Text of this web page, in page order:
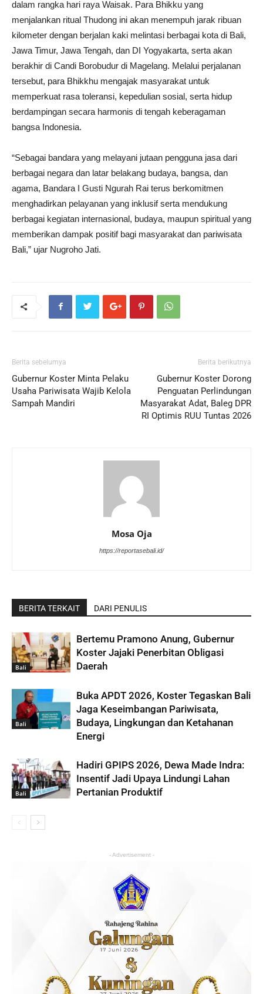
dalam rangka hari raya Waisak. Para Bhikku yang
menjalankan ritual Thudong ini akan menempuh jarak ribuan
kilometer dengan berjalan kaki melintasi berbagai kota di Bali,
Jawa Timur, Jawa Tengah, dan DI Yogyakarta, serta akan
berakhir di Candi Borobudur di Magelang. Melalui perjalanan
tersebut, para Bhikkhu mengajak masyarakat untuk
memperkuat rasa toleransi, kepedulian sosial, serta hidup
berdampingan secara harmonis di tengah keberagaman
bangsa Indonesia.
“Sebagai bandara yang melayani jutaan pengguna jasa dari
berbagai negara dan latar belakang budaya, bangsa, dan
agama, Bandara I Gusti Ngurah Rai terus berkomitmen
menghadirkan pelayanan yang inklusif serta mendukung
berbagai kegiatan internasional, budaya, maupun spiritual yang
memberikan dampak positif bagi masyarakat dan pariwisata
Bali,” ujar Nugroho Jati.
Berita sebelumya
Gubernur Koster Minta Pelaku
Usaha Pariwisata Wajib Kelola
Sampah Mandiri
Berita berikutnya
Gubernur Koster Dorong
Penguatan Perlindungan
Masyarakat Adat, Baleg DPR
RI Optimis RUU Tuntas 2026
Mosa Oja
https://reportasebali.id/
BERITA TERKAIT DARI PENULIS
Bali
Bertemu Pramono Anung, Gubernur
Koster Jajaki Penerbitan Obligasi
Daerah
Bali
Buka APDT 2026, Koster Tegaskan Bali
Jaga Keseimbangan Pariwisata,
Budaya, Lingkungan dan Ketahanan
Energi
Bali
Hadiri GPIPS 2026, Dewa Made Indra:
Insentif Jadi Upaya Lindungi Lahan
Pertanian Produktif
- Advertisement -